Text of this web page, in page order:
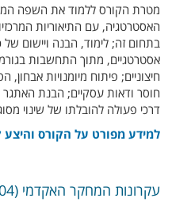
מטרת הקורס ללמוד את השפה
האסטרטגיה, עם התיאוריות
בתחום זה; לימוד, הבנה ויישום
אסטרטגיים, מתוך התחשבות
חיצוניים; פיתוח מיומנויות
חוסר ודאות עסקיים; הבנת האתגר
דרכי פעולה להובלתו של שינוי
למידע מפורט על הקורס והיצע
עקרונות המחקר האקדמי (13804)